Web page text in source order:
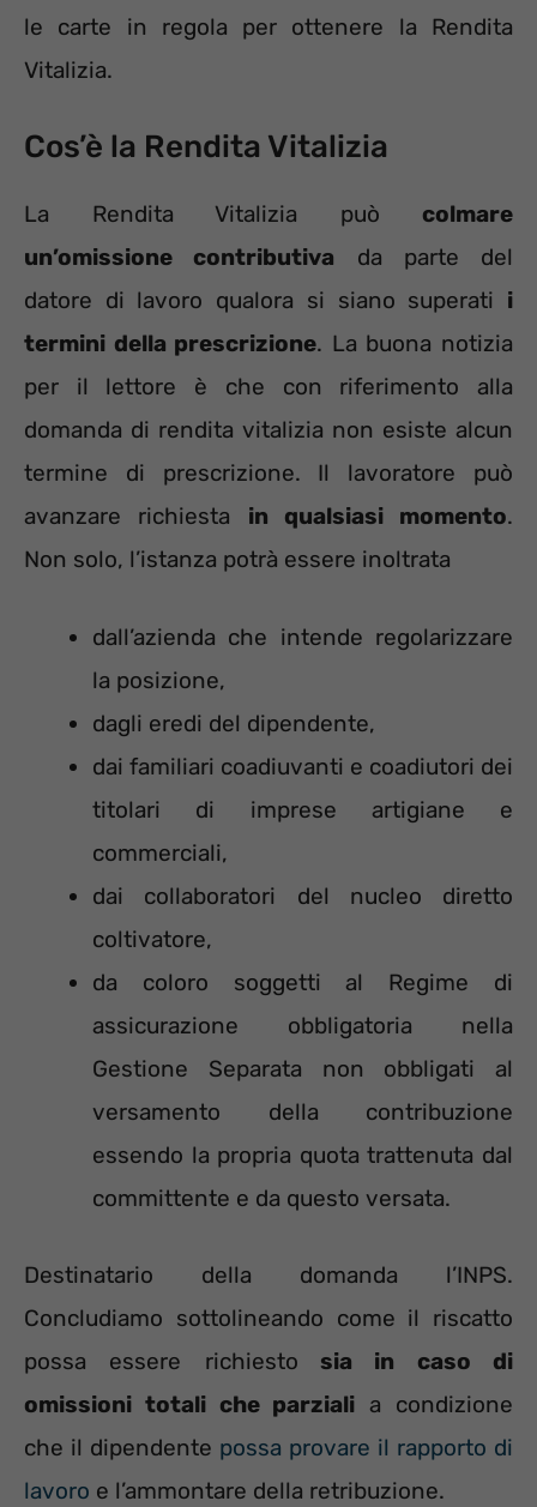
le carte in regola per ottenere la Rendita
Vitalizia.
Cos’è la Rendita Vitalizia
La Rendita Vitalizia può colmare
un’omissione contributiva da parte del
datore di lavoro qualora si siano superati i
termini della prescrizione. La buona notizia
per il lettore è che con riferimento alla
domanda di rendita vitalizia non esiste alcun
termine di prescrizione. Il lavoratore può
avanzare richiesta in qualsiasi momento.
Non solo, l’istanza potrà essere inoltrata
dall’azienda che intende regolarizzare
la posizione,
dagli eredi del dipendente,
dai familiari coadiuvanti e coadiutori dei
titolari di imprese artigiane e
commerciali,
dai collaboratori del nucleo diretto
coltivatore,
da coloro soggetti al Regime di
assicurazione obbligatoria nella
Gestione Separata non obbligati al
versamento della contribuzione
essendo la propria quota trattenuta dal
committente e da questo versata.
Destinatario della domanda l’INPS.
Concludiamo sottolineando come il riscatto
possa essere richiesto sia in caso di
omissioni totali che parziali a condizione
che il dipendente possa provare il rapporto di
lavoro e l’ammontare della retribuzione.